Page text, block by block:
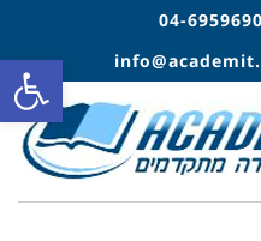
04-6959690
פתח